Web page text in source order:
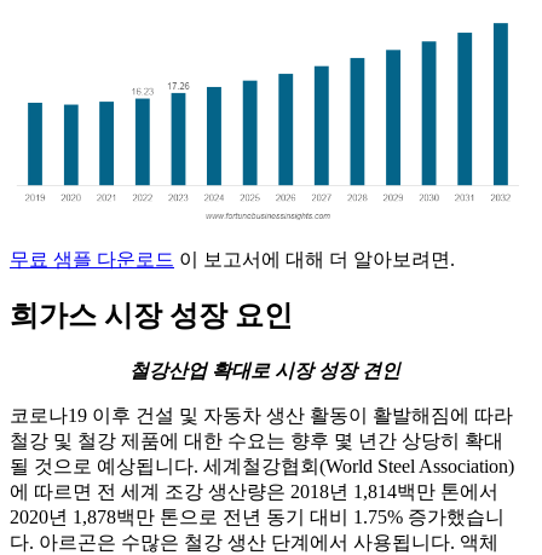
무료 샘플 다운로드 이 보고서에 대해 더 알아보려면.
희가스 시장 성장 요인
철강산업 확대로 시장 성장 견인
코로나19 이후 건설 및 자동차 생산 활동이 활발해짐에 따라
철강 및 철강 제품에 대한 수요는 향후 몇 년간 상당히 확대
될 것으로 예상됩니다. 세계철강협회(World Steel Association)
에 따르면 전 세계 조강 생산량은 2018년 1,814백만 톤에서
2020년 1,878백만 톤으로 전년 동기 대비 1.75% 증가했습니
다. 아르곤은 수많은 철강 생산 단계에서 사용됩니다. 액체